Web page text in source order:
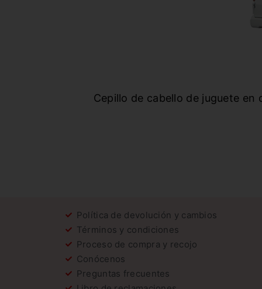
Cepillo de cabello de juguete en
Política de devolución y cambios
Términos y condiciones
Proceso de compra y recojo
Conócenos
Preguntas frecuentes